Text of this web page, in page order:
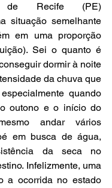
de Recife (PE)
situação semelhante
em uma proporção
Sei o quanto é
dormir à noite
da chuva que
quando
outono e o início do
andar vários
em busca de água,
da seca no
Infelizmente, uma
a ocorrida no estado